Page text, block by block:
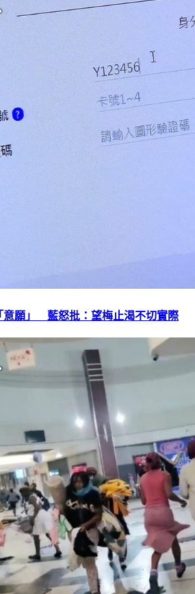
意願」 藍怒批：望梅止渴不切實際